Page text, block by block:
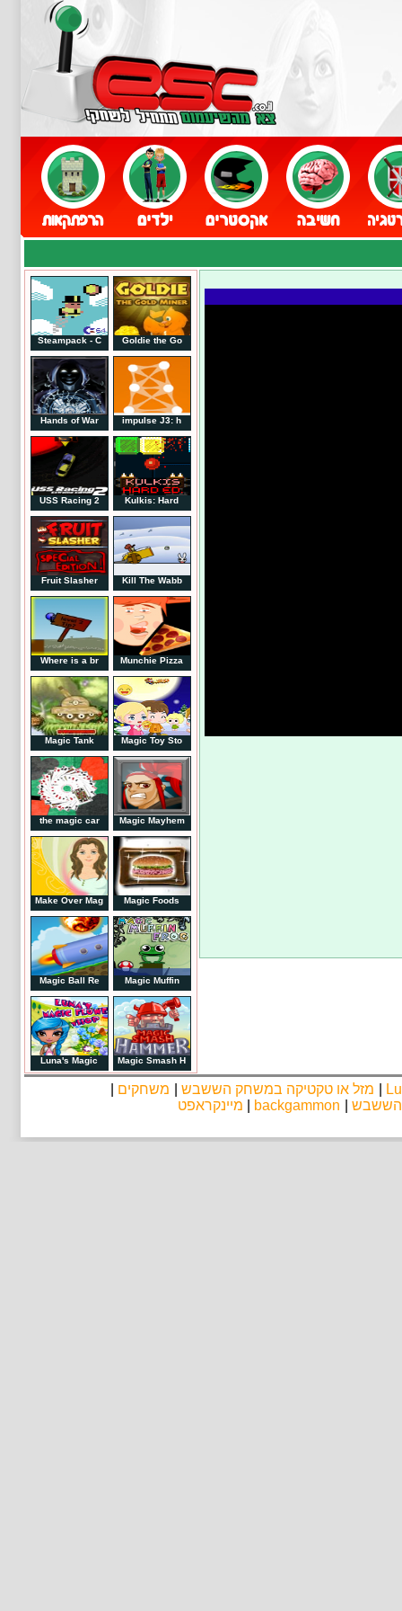
Goldie the Go
Steampack - C
impulse J3: h
Hands of War
Kulkis: Hard
USS Racing 2
Kill The Wabb
Fruit Slasher
Munchie Pizza
Where is a br
Magic Toy Sto
Magic Tank
Magic Mayhem
the magic car
Magic Foods
Make Over Mag
Magic Muffin
Magic Ball Re
Magic Smash H
Luna's Magic
מזל או טקטיקה במשחק הששבש משחקים
הששבש
backgammon מיינקראפט